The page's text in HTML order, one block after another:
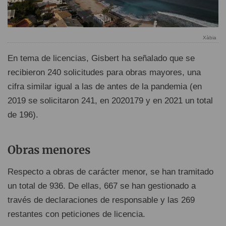
Xàbia
En tema de licencias, Gisbert ha señalado que se
recibieron 240 solicitudes para obras mayores, una
cifra similar igual a las de antes de la pandemia (en
2019 se solicitaron 241, en 2020179 y en 2021 un total
de 196).
Obras menores
Respecto a obras de carácter menor, se han tramitado
un total de 936. De ellas, 667 se han gestionado a
través de declaraciones de responsable y las 269
restantes con peticiones de licencia.